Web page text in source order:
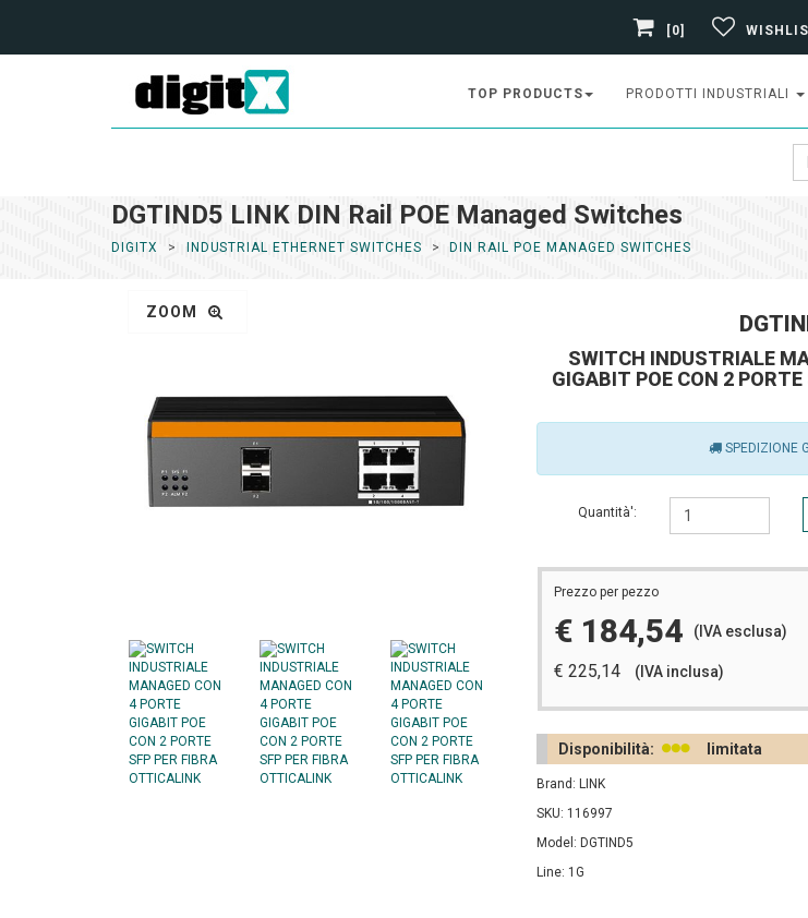
[0]
TOP PRODUCTS PRODOTTI INDUSTRIALI
DGTIND5 LINK DIN Rail POE Managed Switches
DIGITX INDUSTRIAL ETHERNET SWITCHES DIN RAIL POE MANAGED SWITCHES
ZOOM
SWITCH INDUSTRIALE
GIGABIT POE CON 2
SPEDIZIONE
Quantità':
Prezzo per pezzo
€ 184,54 (IVA esclusa)
€ 225,14 (IVA inclusa)
Disponibilità: limitata
Brand: LINK
SKU: 116997
Model: DGTIND5
Line: 1G